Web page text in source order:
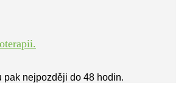
pak nejpozději do 48 hodin.